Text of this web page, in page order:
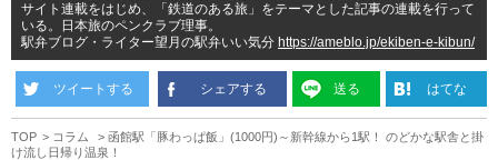
サイト連載をはじめ、「鉄道のある旅」をテーマとした記事の連載を行って
いる。日本旅のペンクラブ理事。
駅弁ブログ・ライター望月の駅弁いい気分 https://ameblo.jp/ekiben-e-kibun/
ツイートする シェアする 送る はてな
TOP コラム
函館駅「豚わっぱ飯」(1000円)～新幹線から1駅！ のどかな駅舎と掛
け流し日帰り温泉！